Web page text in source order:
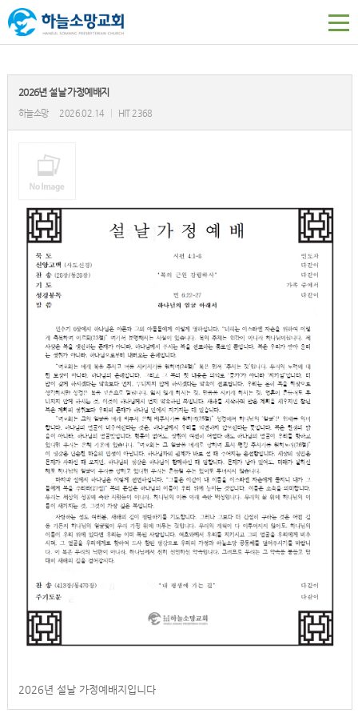
2026년 설날 가정예배지
하늘소망 2026.02.14 HIT 2368
2026년 설날 가정예배지입니다